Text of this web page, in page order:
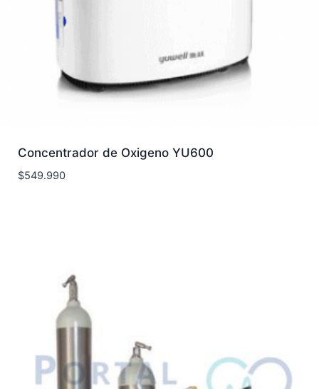
Concentrador de Oxigeno YU600
$549.990